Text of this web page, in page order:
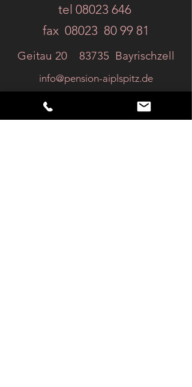
tel 08023 646
fax 08023 80 99 81
Geitau 20 83735 Bayrischzell
info@pension-aiplspitz.de
Beachten Sie bei der Reservierung per